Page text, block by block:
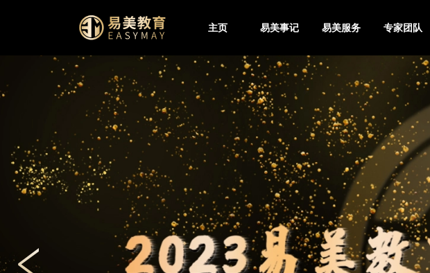
主页 易美事记 易美服务 专家团队